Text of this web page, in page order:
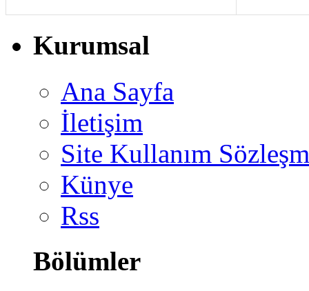
Kurumsal
Ana Sayfa
İletişim
Site Kullanım
Künye
Rss
Bölümler